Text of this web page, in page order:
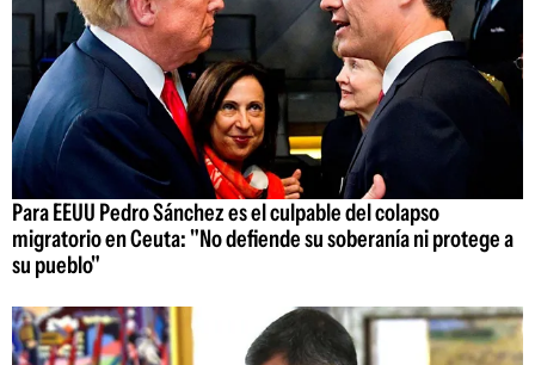
Para EEUU Pedro Sánchez es el culpable del colapso
migratorio en Ceuta: "No defiende su soberanía ni protege a
su pueblo"